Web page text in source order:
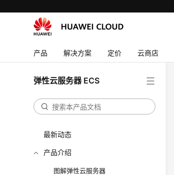
产品 解决方案 定价 云商店
弹性云服务器 ECS
最新动态
产品介绍
图解弹性云服务器